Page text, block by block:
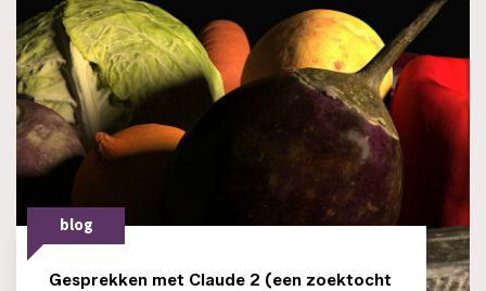
blog
Gesprekken met Claude 2 (een zoektocht